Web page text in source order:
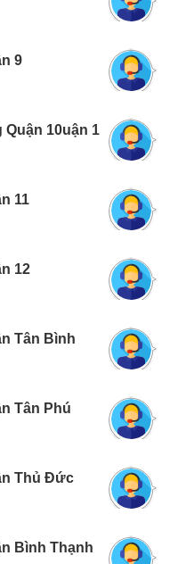
9
Quận 10uận 1
11
12
Tân Bình
Tân Phú
Thủ Đức
Bình Thạnh